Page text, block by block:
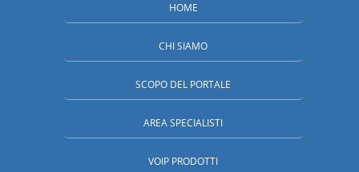
HOME
CHI SIAMO
SCOPO DEL PORTALE
AREA SPECIALISTI
VOIP PRODOTTI